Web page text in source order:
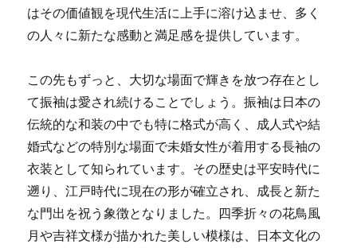
はその価値観を現代生活に上手に溶け込ませ、多く
の人々に新たな感動と満足感を提供しています。
この先もずっと、大切な場面で輝きを放つ存在とし
て振袖は愛され続けることでしょう。振袖は日本の
伝統的な和装の中でも特に格式が高く、成人式や結
婚式などの特別な場面で未婚女性が着用する長袖の
衣装として知られています。その歴史は平安時代に
遡り、江戸時代に現在の形が確立され、成長と新た
な門出を祝う象徴となりました。四季折々の花鳥風
月や吉祥文様が描かれた美しい模様は、日本文化の